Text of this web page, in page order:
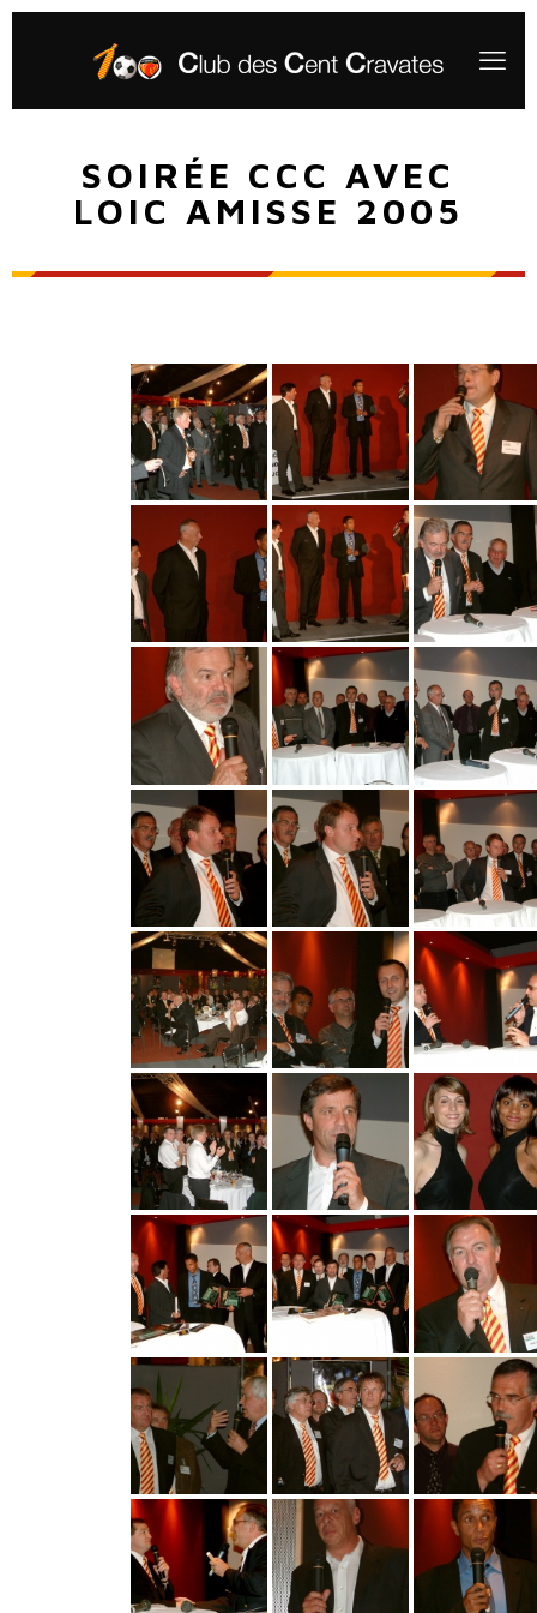
SOIRÉE CCC AVEC
LOIC AMISSE 2005